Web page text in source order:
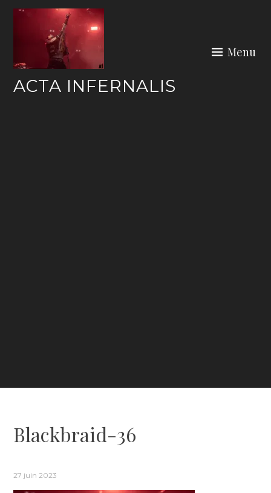
Skip
ACTA INFERNALIS
Menu
Blackbraid-36
27 juin 2023